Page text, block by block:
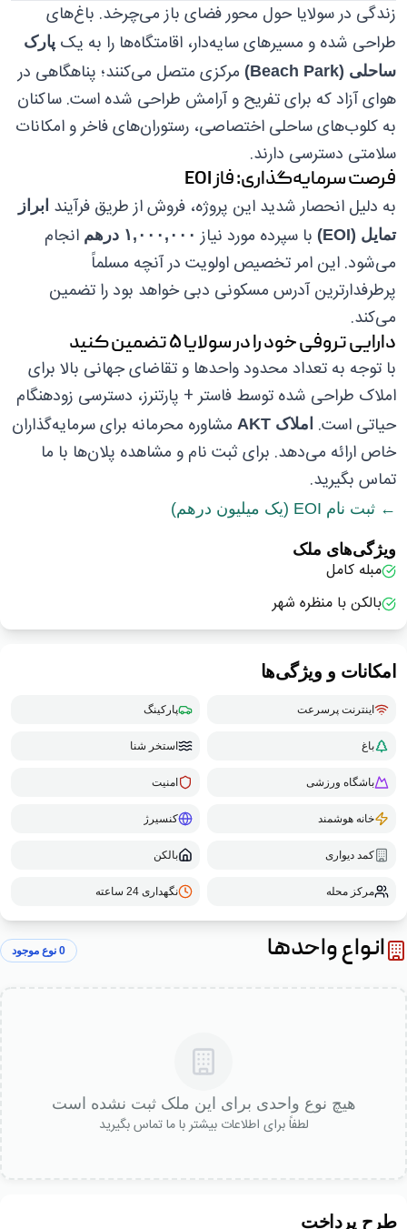
زندگی در سولایا حول محور فضای باز می‌چرخد. باغ‌های
طراحی شده و مسیرهای سایه‌دار، اقامتگاه‌ها را به یکپارک
ساحلی (Beach Park)
مرکزی متصل می‌کنند؛ پناهگاهی در
هوای آزاد که برای تفریح و آرامش طراحی شده است. ساکنان
به کلوب‌های ساحلی اختصاصی، رستوران‌های فاخر و امکانات
سلامتی دسترسی دارند.
فرصت سرمایه‌گذاری: فاز EOI
به دلیل انحصار شدید این پروژه، فروش از طریق فرآیند ابراز
تمایل (EOI)
با سپرده مورد نیاز ۱,۰۰۰,۰۰۰ درهم
انجام
می‌شود. این امر تخصیص اولویت در آنچه مسلماً
پرطرفدارترین آدرس مسکونی دبی خواهد بود را تضمین
می‌کند.
دارایی تروفی خود را در سولایا ۵ تضمین کنید
با توجه به تعداد محدود واحدها و تقاضای جهانی بالا برای
املاک طراحی شده توسط فاستر + پارتنرز، دسترسی زودهنگام
حیاتی است. املاک AKT
مشاوره محرمانه برای سرمایه‌گذاران
خاص ارائه می‌دهد. برای ثبت نام و مشاهده پلان‌ها با ما
تماس بگیرید.
← ثبت نام EOI (یک میلیون درهم)
ویژگی‌های ملک
مبله کامل
بالکن با منظره شهر
امکانات و ویژگی‌ها
اینترنت پرسرعت پارکینگ
باغ استخر شنا
باشگاه ورزشی امنیت
خانه هوشمند کنسیرژ
کمد دیواری بالکن
مرکز محله نگهداری 24 ساعته
انواع واحدها 0 نوع موجود
هیچ نوع واحدی برای این ملک ثبت نشده است
لطفاً برای اطلاعات بیشتر با ما تماس بگیرید
طرح پرداخت